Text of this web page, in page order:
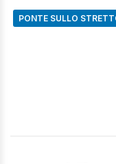
PONTE SULLO